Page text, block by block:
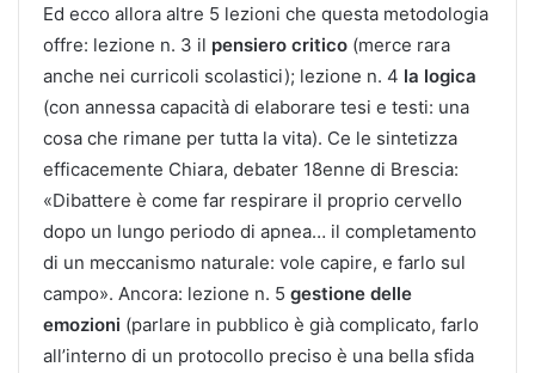
Ed ecco allora altre 5 lezioni che questa metodologia
offre: lezione n. 3 il pensiero critico (merce rara
anche nei curricoli scolastici); lezione n. 4 la logica
(con annessa capacità di elaborare tesi e testi: una
cosa che rimane per tutta la vita). Ce le sintetizza
efficacemente Chiara, debater 18enne di Brescia:
«Dibattere è come far respirare il proprio cervello
dopo un lungo periodo di apnea… il completamento
di un meccanismo naturale: vole capire, e farlo sul
campo». Ancora: lezione n. 5 gestione delle
emozioni (parlare in pubblico è già complicato, farlo
all’interno di un protocollo preciso è una bella sfida